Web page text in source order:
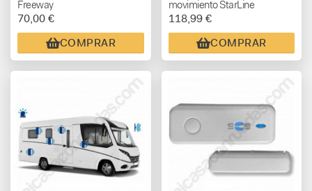
Freeway
70,00 €
COMPRAR
movimiento StarLine
118,99 €
COMPRAR